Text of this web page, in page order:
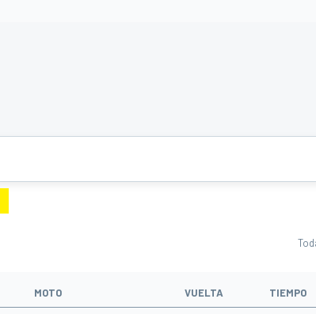
MOTO VUELTA TIEMPO